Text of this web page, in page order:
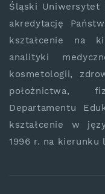
Śląski Uniwersytet
akredytację
kształcenie na
analityki
kosmetologii,
położnictwa,
Departamentu
kształcenie w
1996 r. na kierunku